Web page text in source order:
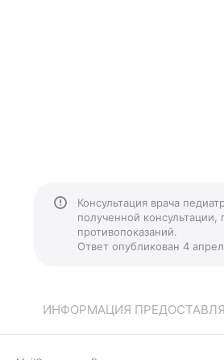
Консультация врача
полученной
противопоказаний.
Ответ опубликован 4
ИНФОРМАЦИЯ